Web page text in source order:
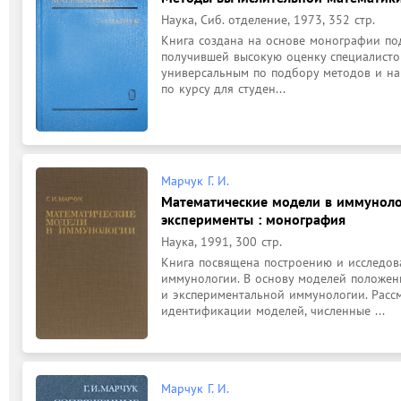
Наука, Сиб. отделение, 1973, 352 стр.
Книга создана на основе монографии
получившей высокую оценку
универсальным по подбору методов и
по курсу для студен...
Марчук Г. И.
Математические модели в
эксперименты : монография
Наука, 1991, 300 стр.
Книга посвящена построению и
иммунологии. В основу моделей
и экспериментальной иммунологии.
идентификации моделей, численные ...
Марчук Г. И.